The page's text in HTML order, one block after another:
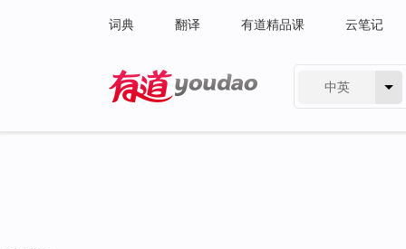
词典 翻译 有道精品课 云笔记
中英